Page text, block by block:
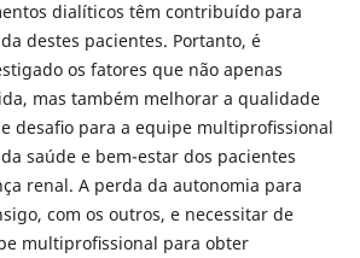
dialíticos têm contribuído para
destes pacientes. Portanto, é
os fatores que não apenas
mas também melhorar a qualidade
desaﬁo para a equipe multiproﬁssional
saúde e bem-estar dos pacientes
renal. A perda da autonomia para
com os outros, e necessitar de
multiproﬁssional para obter